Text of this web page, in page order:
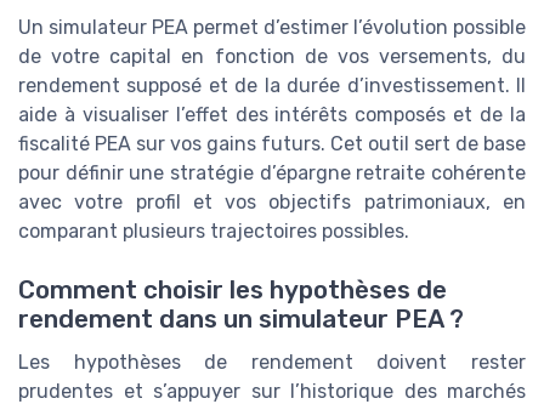
Un simulateur PEA permet d’estimer l’évolution possible
de votre capital en fonction de vos versements, du
rendement supposé et de la durée d’investissement. Il
aide à visualiser l’effet des intérêts composés et de la
fiscalité PEA sur vos gains futurs. Cet outil sert de base
pour définir une stratégie d’épargne retraite cohérente
avec votre profil et vos objectifs patrimoniaux, en
comparant plusieurs trajectoires possibles.
Comment choisir les hypothèses de
rendement dans un simulateur PEA ?
Les hypothèses de rendement doivent rester
prudentes et s’appuyer sur l’historique des marchés